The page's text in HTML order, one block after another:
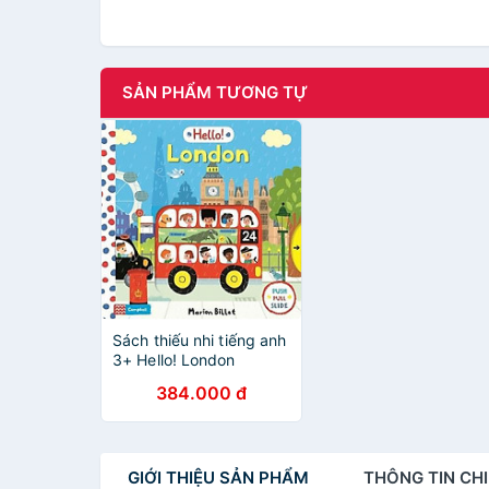
SẢN PHẨM TƯƠNG TỰ
Sách thiếu nhi tiếng anh
3+ Hello! London
384.000 đ
GIỚI THIỆU SẢN PHẨM THÔNG TIN